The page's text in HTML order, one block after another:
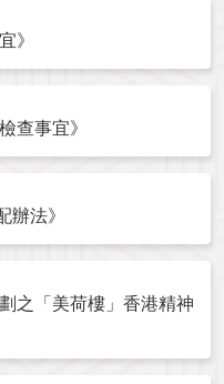
》
查事宜》
辦法》
之「美荷樓」香港精神